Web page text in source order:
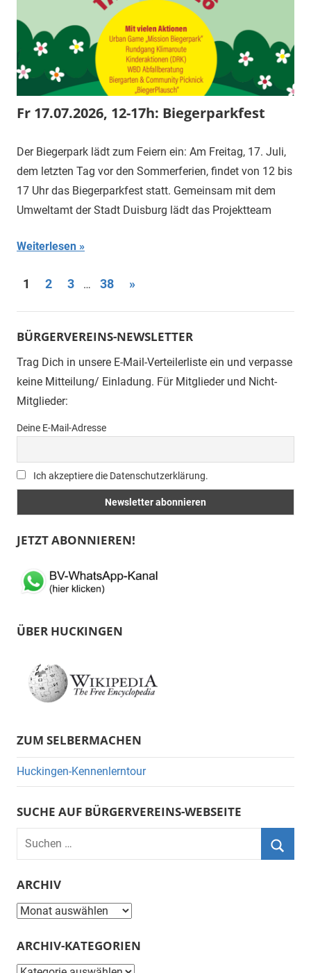
Fr 17.07.2026, 12-17h: Biegerparkfest
Der Biegerpark lädt zum Feiern ein: Am Freitag, 17. Juli,
dem letzten Tag vor den Sommerferien, findet von 12 bis
17 Uhr das Biegerparkfest statt. Gemeinsam mit dem
Umweltamt der Stadt Duisburg lädt das Projektteam
Weiterlesen
Seitennummerierung
der
Beiträge
1 2 3 … 38
Nächste
»
BÜRGERVEREINS-NEWSLETTER
Trag Dich in unsere E-Mail-Verteilerliste ein und verpasse
keine Mitteilung/ Einladung. Für Mitglieder und Nicht-
Mitglieder:
Deine E-Mail-Adresse
Ich akzeptiere die Datenschutzerklärung.
JETZT ABONNIEREN!
ÜBER HUCKINGEN
ZUM SELBERMACHEN
Huckingen-Kennenlerntour
SUCHE AUF BÜRGERVEREINS-WEBSEITE
Suchen
nach:
ARCHIV
Archiv
ARCHIV-KATEGORIEN